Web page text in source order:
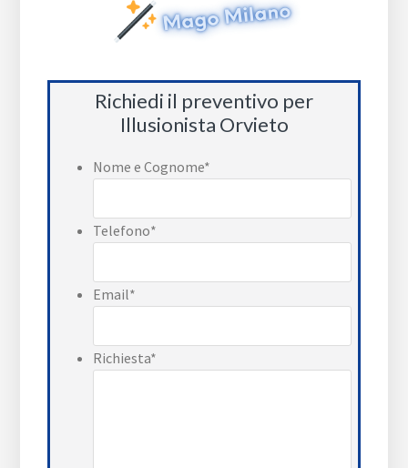
Richiedi il preventivo per
Illusionista Orvieto
Nome e Cognome*
Telefono*
Email*
Richiesta*